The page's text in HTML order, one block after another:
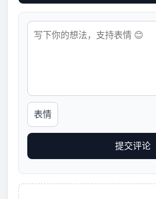
表情
提交评论